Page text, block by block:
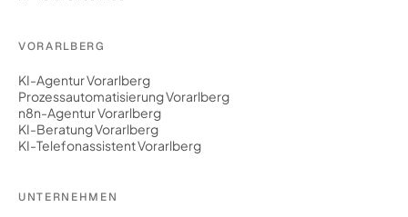
VORARLBERG
KI-Agentur Vorarlberg
Prozessautomatisierung Vorarlberg
n8n-Agentur Vorarlberg
KI-Beratung Vorarlberg
KI-Telefonassistent Vorarlberg
UNTERNEHMEN